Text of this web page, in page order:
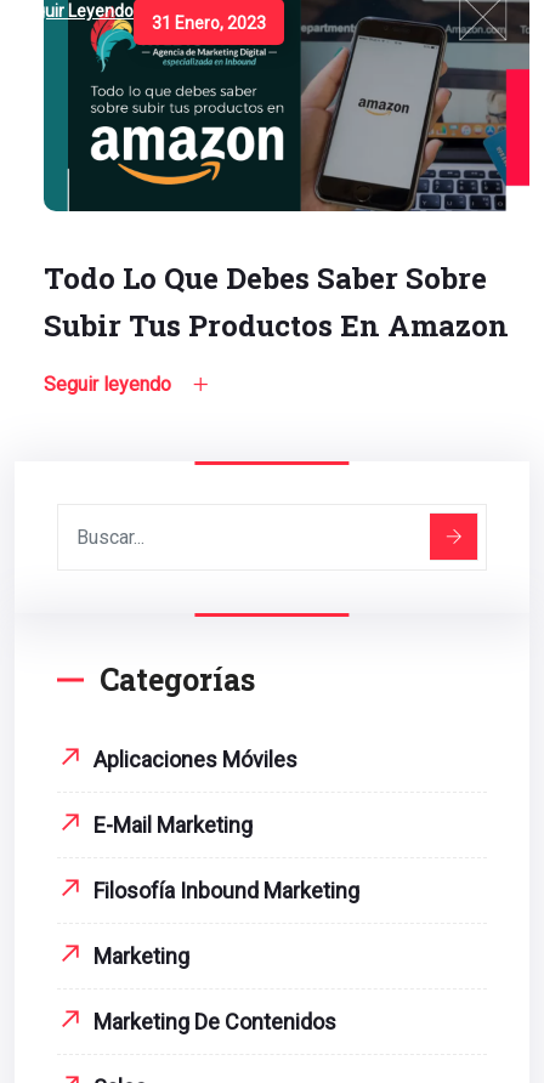
Seguir Leyendo
31 Enero, 2023
Todo Lo Que Debes Saber Sobre
Subir Tus Productos En Amazon
Seguir leyendo
Categorías
Aplicaciones Móviles
E-Mail Marketing
Filosofía Inbound Marketing
Marketing
Marketing De Contenidos